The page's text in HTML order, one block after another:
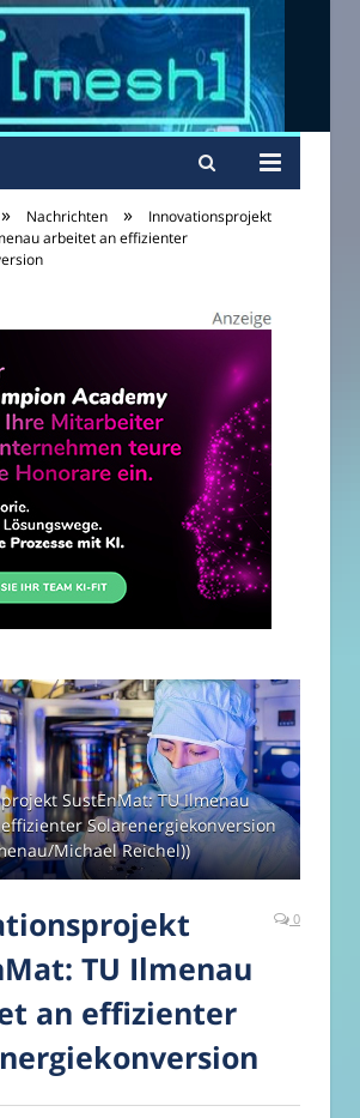
» Nachrichten »
Innovationsprojekt
arbeitet an effizienter
SustEnMat: TU Ilmenau
Solarenergiekonversion
Michael Reichel))
TU Ilmenau
an effizienter
0